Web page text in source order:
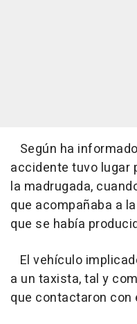
Según ha
accidente tuvo lugar
la madrugada,
que acompañaba a
que se había
El vehículo
a un taxista, tal y
que contactaron con